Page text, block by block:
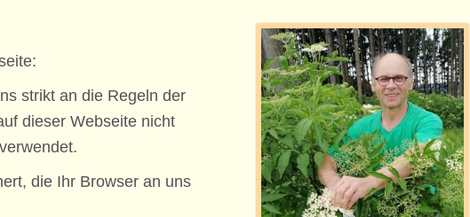
strikt an die Regeln der
dieser Webseite nicht
die Ihr Browser an uns